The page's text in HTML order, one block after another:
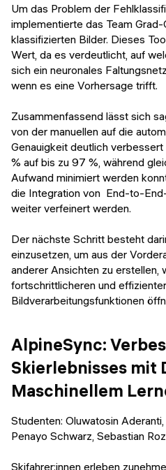
Um das Problem der
implementierte das Team
klassifizierten Bilder. Dieses
Wert, da es verdeutlicht, auf
sich ein neuronales
wenn es eine Vorhersage trifft.
Zusammenfassend lässt sich
von der manuellen auf die
Genauigkeit deutlich
% auf bis zu 97 %, während
Aufwand minimiert werden
die Integration von End-to-
weiter verfeinert werden.
Der nächste Schritt besteht
einzusetzen, um aus der
anderer Ansichten zu erstellen,
fortschrittlicheren und
Bildverarbeitungsfunktionen
AlpineSync:
Skierlebnisses mit
Maschinellem
Studenten: Oluwatosin
Penayo Schwarz, Sebastian
Skifahrer:innen erleben